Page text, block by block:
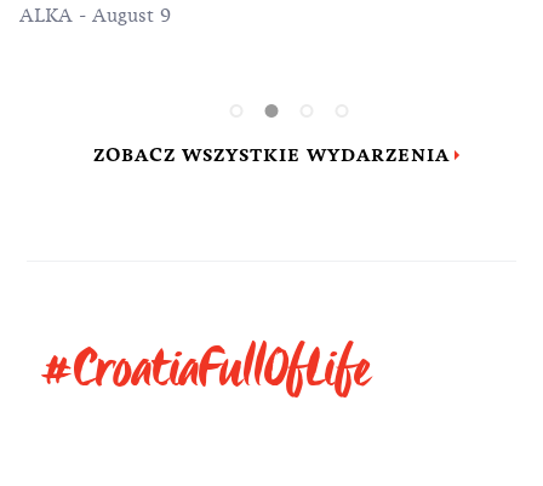
ALKA - August 9
ZOBACZ WSZYSTKIE WYDARZENIA
#CroatiaFullOfLife